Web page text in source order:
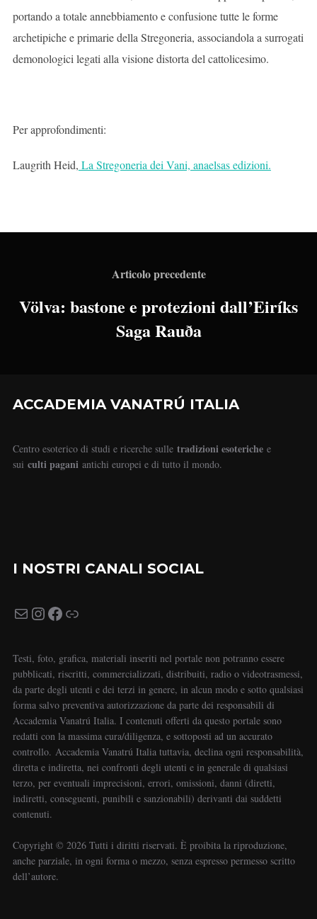
portando a totale annebbiamento e confusione tutte le forme
archetipiche e primarie della Stregoneria, associandola a surrogati
demonologici legati alla visione distorta del cattolicesimo.
Per approfondimenti:
Laugrith Heid, La Stregoneria dei Vani, anaelsas edizioni.
Articolo precedente
Völva: bastone e protezioni dall’Eiríks
Saga Rauða
ACCADEMIA VANATRÚ ITALIA
Centro esoterico di studi e ricerche sulletradizioni esoterichee
sui culti pagani antichi europei e di tutto il mondo.
I NOSTRI CANALI SOCIAL
Testi, foto, grafica, materiali inseriti nel portale non potranno essere
pubblicati, riscritti, commercializzati, distribuiti, radio o videotrasmessi,
da parte degli utenti e dei terzi in genere, in alcun modo e sotto qualsiasi
forma salvo preventiva autorizzazione da parte dei responsabili di
Accademia Vanatrú Italia. I contenuti offerti da questo portale sono
redatti con la massima cura/diligenza, e sottoposti ad un accurato
controllo. Accademia Vanatrú Italia tuttavia, declina ogni responsabilità,
diretta e indiretta, nei confronti degli utenti e in generale di qualsiasi
terzo, per eventuali imprecisioni, errori, omissioni, danni (diretti,
indiretti, conseguenti, punibili e sanzionabili) derivanti dai suddetti
contenuti.
Copyright ©️ 2026 Tutti i diritti riservati. È proibita la riproduzione,
anche parziale, in ogni forma o mezzo, senza espresso permesso scritto
dell’autore.